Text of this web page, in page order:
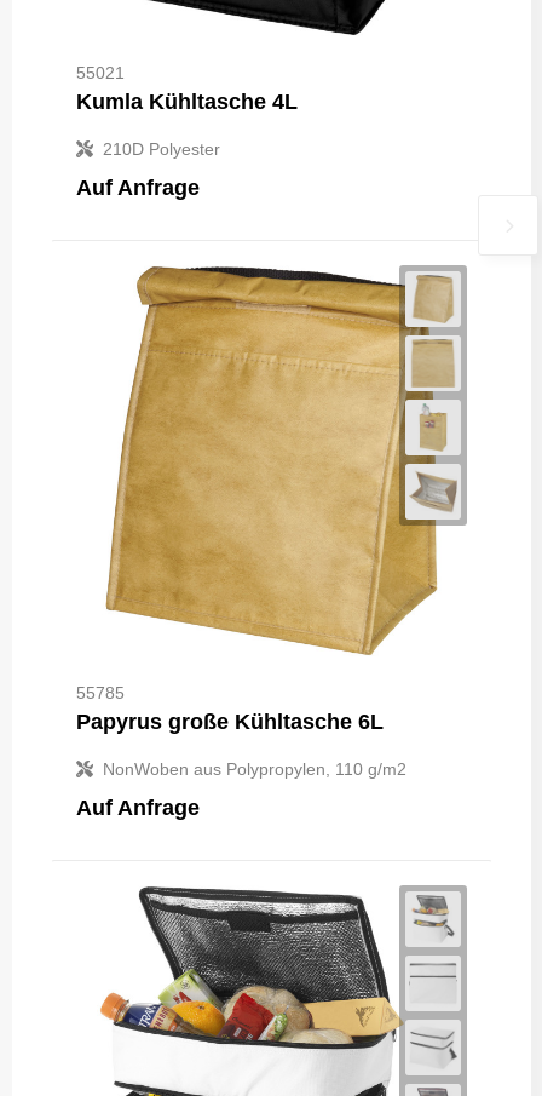
55021
Kumla Kühltasche 4L
210D Polyester
Auf Anfrage
55785
Papyrus große Kühltasche 6L
NonWoben aus Polypropylen, 110 g/m2
Auf Anfrage